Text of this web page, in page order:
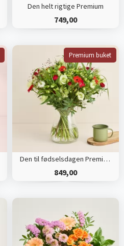
Den helt rigtige Premium
749,00
Premium buket
Den til fødselsdagen Premium
849,00